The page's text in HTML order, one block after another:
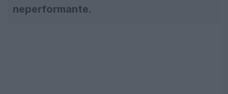
neperformante.